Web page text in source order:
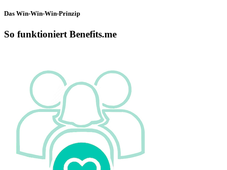
Das Win-Win-Win-Prinzip
So funktioniert Benefits.me